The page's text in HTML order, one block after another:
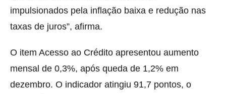
impulsionados pela inflação baixa e redução nas
taxas de juros”, afirma.
O item Acesso ao Crédito apresentou aumento
mensal de 0,3%, após queda de 1,2% em
dezembro. O indicador atingiu 91,7 pontos, o